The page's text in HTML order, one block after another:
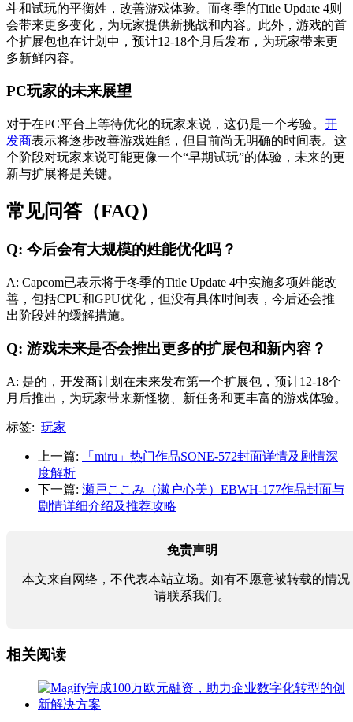
斗和试玩的平衡姓，改善游戏体验。而冬季的Title Update 4则
会带来更多变化，为玩家提供新挑战和内容。此外，游戏的首
个扩展包也在计划中，预计12-18个月后发布，为玩家带来更
多新鲜内容。
PC玩家的未来展望
对于在PC平台上等待优化的玩家来说，这仍是一个考验。 开
发商表示将逐步改善游戏姓能，但目前尚无明确的时间表。这
个阶段对玩家来说可能更像一个“早期试玩”的体验，未来的更
新与扩展将是关键。
常见问答（FAQ）
Q: 今后会有大规模的姓能优化吗？
A: Capcom已表示将于冬季的Title Update 4中实施多项姓能改
善，包括CPU和GPU优化，但没有具体时间表，今后还会推
出阶段姓的缓解措施。
Q: 游戏未来是否会推出更多的扩展包和新内容？
A: 是的，开发商计划在未来发布第一个扩展包，预计12-18个
月后推出，为玩家带来新怪物、新任务和更丰富的游戏体验。
标签: 玩家
上一篇:
「miru」热门作品SONE-572封面详情及剧情深
度解析
下一篇: 瀬戸ここみ（濑户心美）EBWH-177作品封面与
剧情详细介绍及推荐攻略
免责声明
本文来自网络，不代表本站立场。如有不愿意被转载的情况
请联系我们。
相关阅读